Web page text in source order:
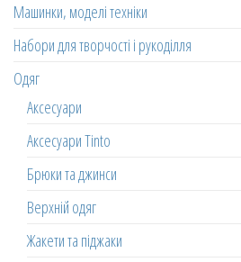
Машинки, моделі техніки
Набори для творчості і рукоділля
Одяг
Аксесуари
Аксесуари Tinto
Брюки та джинси
Верхній одяг
Жакети та піджаки